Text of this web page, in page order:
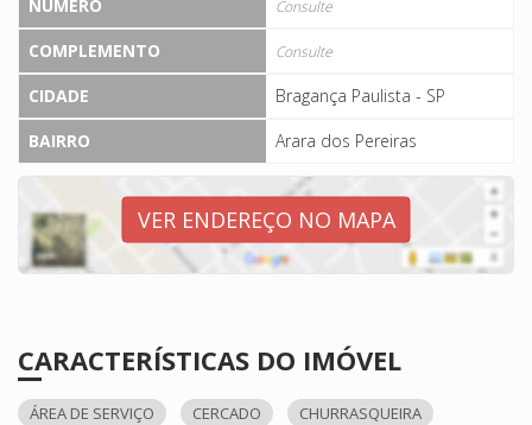
NÚMERO Consulte
COMPLEMENTO Consulte
CIDADE
Bragança Paulista - SP
BAIRRO
Arara dos Pereiras
VER ENDEREÇO NO MAPA
CARACTERÍSTICAS DO IMÓVEL
ÁREA DE SERVIÇO CERCADO
CHURRASQUEIRA